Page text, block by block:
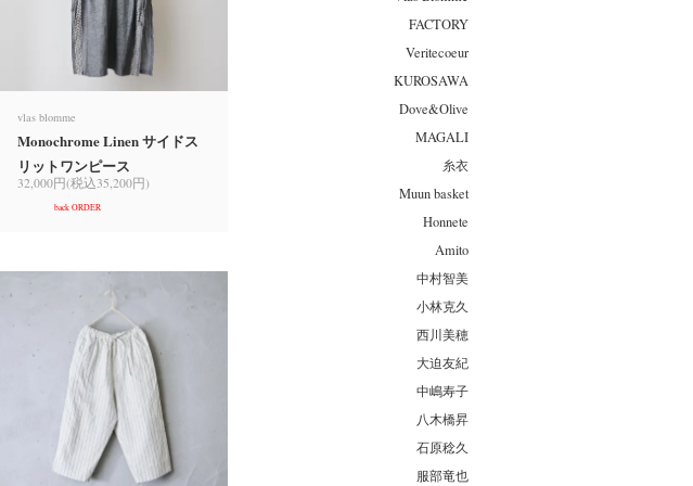
vlas blomme
Monochrome Linen サイドス
リットワンピース
32,000円(税込35,200円)
back ORDER
FACTORY
Veritecoeur
KUROSAWA
Dove&Olive
MAGALI
糸衣
Muun basket
Honnete
Amito
中村智美
小林克久
西川美穂
大迫友紀
中嶋寿子
八木橋昇
石原稔久
服部竜也